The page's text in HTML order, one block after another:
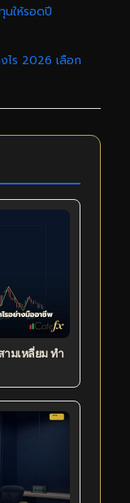
ให้รอดปี
ไร 2026 เลือก
มเหลี่ยม ทำ